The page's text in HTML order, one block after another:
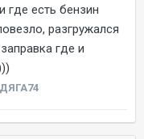
где есть бензин
разгружался
где и